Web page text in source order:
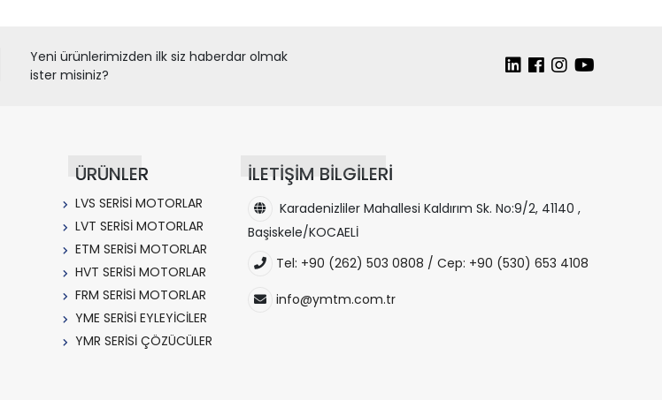
Yeni ürünlerimizden ilk siz haberdar olmak
ister misiniz?
ÜRÜNLER
LVS SERİSİ MOTORLAR
LVT SERİSİ MOTORLAR
ETM SERİSİ MOTORLAR
HVT SERİSİ MOTORLAR
FRM SERİSİ MOTORLAR
YME SERİSİ EYLEYİCİLER
YMR SERİSİ ÇÖZÜCÜLER
İLETİŞİM BİLGİLERİ
Karadenizliler Mahallesi Kaldırım Sk. No:9/2, 41140 ,
Başiskele/KOCAELİ
Tel: +90 (262) 503 0808 / Cep: +90 (530) 653 4108
info@ymtm.com.tr